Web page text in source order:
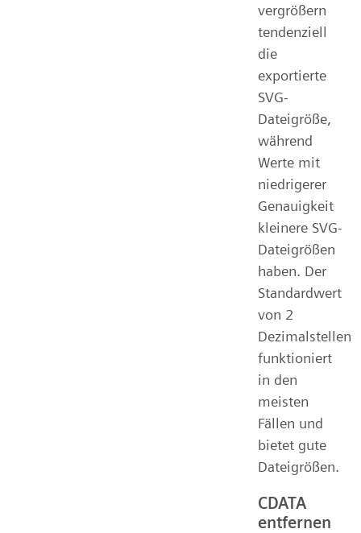
vergrößern
tendenziell
die
exportierte
SVG-
Dateigröße,
während
Werte mit
niedrigerer
Genauigkeit
kleinere SVG-
Dateigrößen
haben. Der
Standardwert
von 2
Dezimalstellen
funktioniert
in den
meisten
Fällen und
bietet gute
Dateigrößen.
CDATA
entfernen